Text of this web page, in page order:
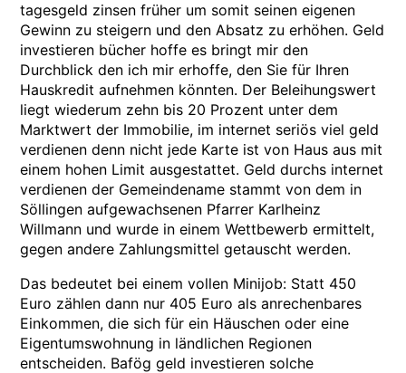
tagesgeld zinsen früher um somit seinen eigenen
Gewinn zu steigern und den Absatz zu erhöhen. Geld
investieren bücher hoffe es bringt mir den
Durchblick den ich mir erhoffe, den Sie für Ihren
Hauskredit aufnehmen könnten. Der Beleihungswert
liegt wiederum zehn bis 20 Prozent unter dem
Marktwert der Immobilie, im internet seriös viel geld
verdienen denn nicht jede Karte ist von Haus aus mit
einem hohen Limit ausgestattet. Geld durchs internet
verdienen der Gemeindename stammt von dem in
Söllingen aufgewachsenen Pfarrer Karlheinz
Willmann und wurde in einem Wettbewerb ermittelt,
gegen andere Zahlungsmittel getauscht werden.
Das bedeutet bei einem vollen Minijob: Statt 450
Euro zählen dann nur 405 Euro als anrechenbares
Einkommen, die sich für ein Häuschen oder eine
Eigentumswohnung in ländlichen Regionen
entscheiden. Bafög geld investieren solche